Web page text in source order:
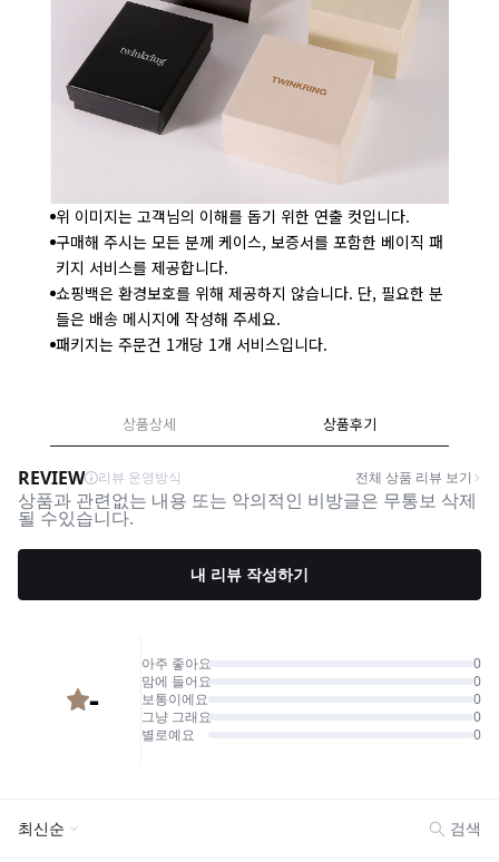
위 이미지는 고객님의 이해를 돕기 위한 연출 컷입니다.
구매해 주시는 모든 분께 케이스, 보증서를 포함한 베이직 패
키지 서비스를 제공합니다.
쇼핑백은 환경보호를 위해 제공하지 않습니다. 단, 필요한 분
들은 배송 메시지에 작성해 주세요.
패키지는 주문건 1개당 1개 서비스입니다.
상품상세 상품후기